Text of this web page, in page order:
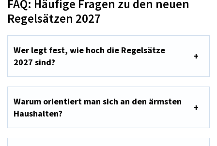
FAQ: Häufige Fragen zu den neuen
Regelsätzen 2027
Wer legt fest, wie hoch die Regelsätze
2027 sind?
Warum orientiert man sich an den ärmsten
Haushalten?